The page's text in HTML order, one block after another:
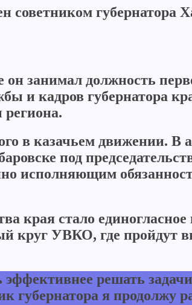
советником губернатора
занимал должность
и кадров губернатора
в казачьем движении. В
под
исполняющим
края стало
круг УВКО, где пройдут
решать
губернатора я продолжу